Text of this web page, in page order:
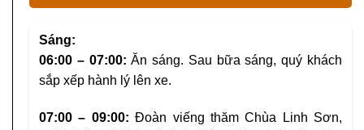
Sáng:
06:00 – 07:00:Ăn sáng. Sau bữa sáng, quý khách
sắp xếp hành lý lên xe.
07:00 – 09:00:Đoàn viếng thăm Chùa Linh Sơn,